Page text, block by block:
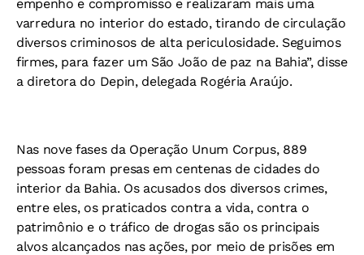
empenho e compromisso e realizaram mais uma
varredura no interior do estado, tirando de circulação
diversos criminosos de alta periculosidade. Seguimos
firmes, para fazer um São João de paz na Bahia”, disse
a diretora do Depin, delegada Rogéria Araújo.
Nas nove fases da Operação Unum Corpus, 889
pessoas foram presas em centenas de cidades do
interior da Bahia. Os acusados dos diversos crimes,
entre eles, os praticados contra a vida, contra o
patrimônio e o tráfico de drogas são os principais
alvos alcançados nas ações, por meio de prisões em